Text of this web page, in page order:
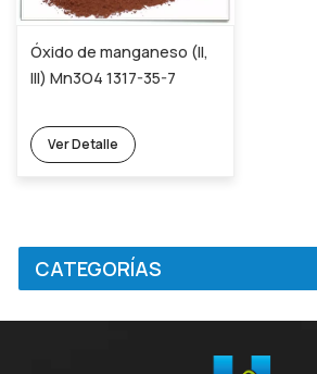
Óxido de manganeso (ll,
lll) Mn3O4 1317-35-7
Ver Detalle
CATEGORÍAS